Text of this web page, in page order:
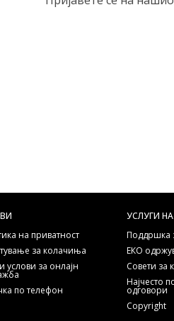
на приватност
за колачиња
услови за онлајн
по телефон
УСЛУГИ
Поддршка
ЕКО
Совети за
Најчесто
одговори
Copyright